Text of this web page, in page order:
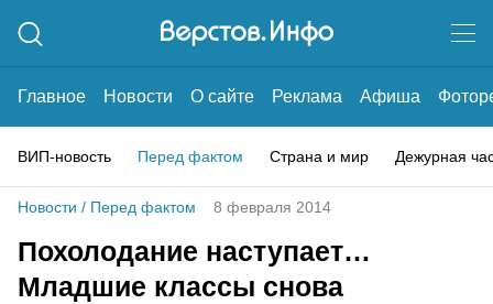
Главное Новости О сайте Реклама Афиша
ВИП-новость Перед фактом Страна и мир Дежурная
Новости / Перед фактом 8 февраля 2014
Похолодание наступает…
Младшие классы снова